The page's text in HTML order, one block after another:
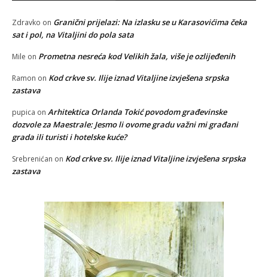
Zdravko on Granični prijelazi: Na izlasku se u Karasovićima čeka
sat i pol, na Vitaljini do pola sata
Mile on Prometna nesreća kod Velikih žala, više je ozlijeđenih
Ramon on Kod crkve sv. Ilije iznad Vitaljine izvješena srpska
zastava
pupica on Arhitektica Orlanda Tokić povodom građevinske
dozvole za Maestrale: Jesmo li ovome gradu važni mi građani
grada ili turisti i hotelske kuće?
Srebrenićan on Kod crkve sv. Ilije iznad Vitaljine izvješena srpska
zastava